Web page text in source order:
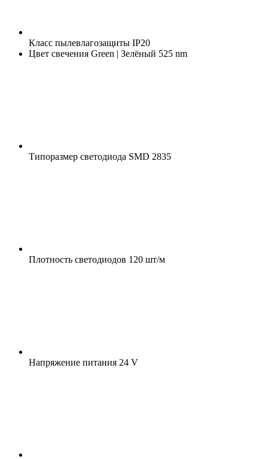
Класс пылевлагозащиты IP20
Цвет свечения Green | Зелёный 525 nm
Типоразмер светодиода SMD 2835
Плотность светодиодов 120 шт/м
Напряжение питания 24 V